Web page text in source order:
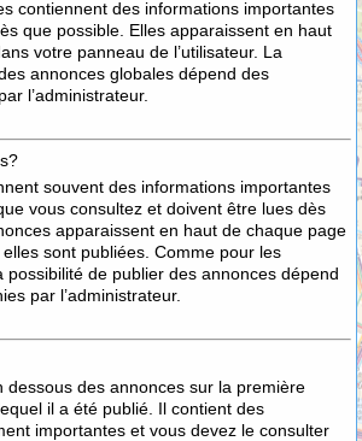
contiennent des informations importantes
que possible. Elles apparaissent en haut
votre panneau de l’utilisateur. La
annonces globales dépend des
l’administrateur.
souvent des informations importantes
vous consultez et doivent être lues dès
apparaissent en haut de chaque page
sont publiées. Comme pour les
possibilité de publier des annonces dépend
par l’administrateur.
dessous des annonces sur la première
il a été publié. Il contient des
importantes et vous devez le consulter